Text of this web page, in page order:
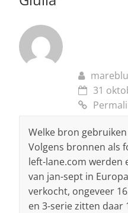
mareblu
31
Welke bron
Volgens bronnen als
left-lane.com werden
van jan-sept in
verkocht, ongeveer
en 3-serie zitten daar